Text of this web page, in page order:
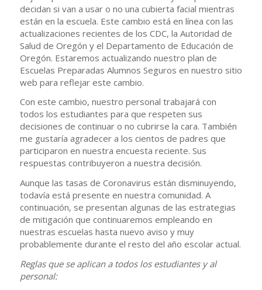
decidan si van a usar o no una cubierta facial mientras
están en la escuela. Este cambio está en línea con las
actualizaciones recientes de los CDC, la Autoridad de
Salud de Oregón y el Departamento de Educación de
Oregón. Estaremos actualizando nuestro plan de
Escuelas Preparadas Alumnos Seguros en nuestro sitio
web para reflejar este cambio.
Con este cambio, nuestro personal trabajará con
todos los estudiantes para que respeten sus
decisiones de continuar o no cubrirse la cara. También
me gustaría agradecer a los cientos de padres que
participaron en nuestra encuesta reciente. Sus
respuestas contribuyeron a nuestra decisión.
Aunque las tasas de Coronavirus están disminuyendo,
todavía está presente en nuestra comunidad. A
continuación, se presentan algunas de las estrategias
de mitigación que continuaremos empleando en
nuestras escuelas hasta nuevo aviso y muy
probablemente durante el resto del año escolar actual.
Reglas que se aplican a todos los estudiantes y al
personal: